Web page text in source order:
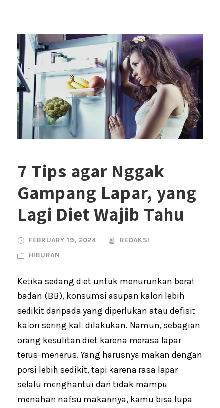
7 Tips agar Nggak
Gampang Lapar, yang
Lagi Diet Wajib Tahu
FEBRUARY 19, 2024
REDAKSI
HIBURAN
Ketika sedang diet untuk menurunkan berat
badan (BB), konsumsi asupan kalori lebih
sedikit daripada yang diperlukan atau defisit
kalori sering kali dilakukan. Namun, sebagian
orang kesulitan diet karena merasa lapar
terus-menerus. Yang harusnya makan dengan
porsi lebih sedikit, tapi karena rasa lapar
selalu menghantui dan tidak mampu
menahan nafsu makannya, kamu bisa lupa